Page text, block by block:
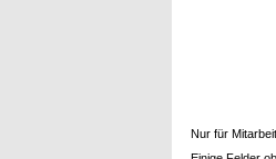
Nur für